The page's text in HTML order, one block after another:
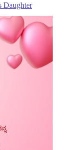
Daughter